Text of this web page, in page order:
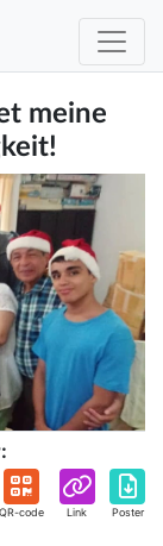
meine
QR-code Link Poster